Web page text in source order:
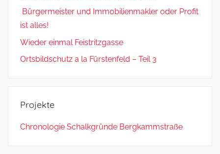
Bürgermeister und Immobilienmakler oder Profit
ist alles!
Wieder einmal Feistritzgasse
Ortsbildschutz a la Fürstenfeld – Teil 3
Projekte
Chronologie Schalkgründe Bergkammstraße